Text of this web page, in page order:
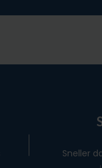
Sneller